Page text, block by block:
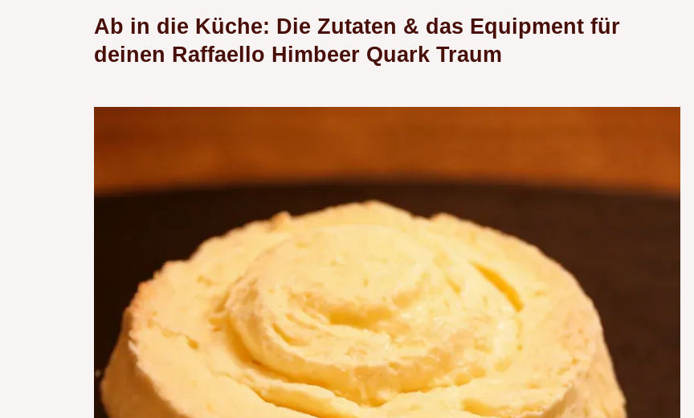
Ab in die Küche: Die Zutaten & das Equipment für
deinen Raffaello Himbeer Quark Traum